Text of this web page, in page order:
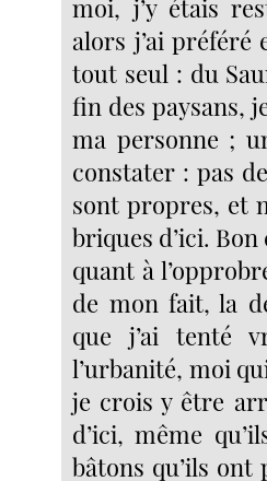
moi, j’y étais
alors j’ai
tout seul : du
fin des paysans,
ma personne ;
constater : pas
sont propres, et
briques d’ici. Bon
quant à
de mon fait, la
que j’ai tenté
l’urbanité, moi
je crois y être
d’ici, même
bâtons qu’ils ont